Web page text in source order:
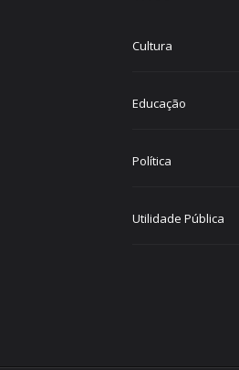
Cultura
Educação
Política
Utilidade Pública